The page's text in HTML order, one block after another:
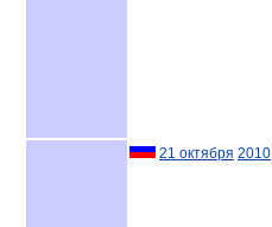
21 октября 2010